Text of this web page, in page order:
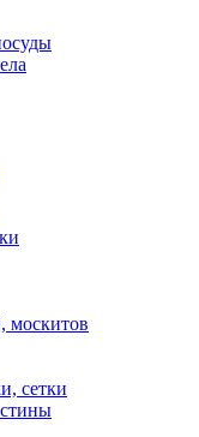
москитов
сетки